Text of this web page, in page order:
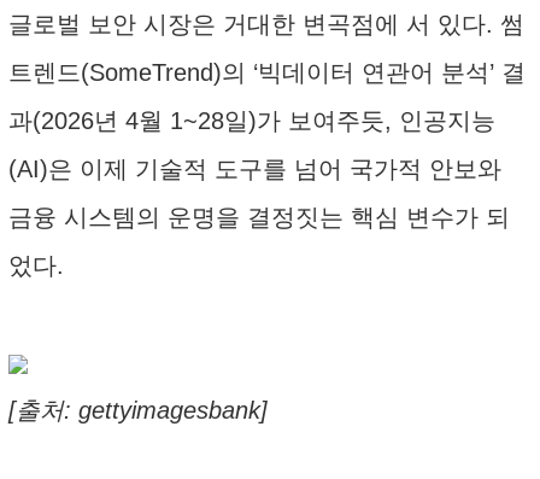
글로벌 보안 시장은 거대한 변곡점에 서 있다. 썸
트렌드(SomeTrend)의 ‘빅데이터 연관어 분석’ 결
과(2026년 4월 1~28일)가 보여주듯, 인공지능
(AI)은 이제 기술적 도구를 넘어 국가적 안보와
금융 시스템의 운명을 결정짓는 핵심 변수가 되
었다.
[출처: gettyimagesbank]